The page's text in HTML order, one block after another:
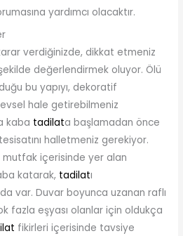
yardımcı olacaktır.
verdiğinizde, dikkat etmeniz
değerlendirmek oluyor. Ölü
bu yapıyı, dekoratif
hale getirebilmeniz
kaba tadilata başlamadan önce
halletmeniz gerekiyor.
mutfak içerisinde yer alan
katarak, tadilatı
var. Duvar boyunca uzanan raflı
fazla eşyası olanlar için oldukça
fikirleri içerisinde tavsiye